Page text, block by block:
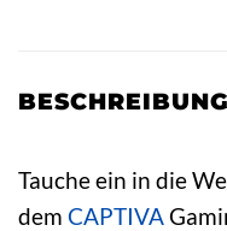
BESCHREIBUNG
Tauche ein in die
dem CAPTIVA